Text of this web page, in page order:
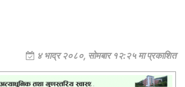
४ भाद्र २०८०, सोमबार १२:२५ मा प्रकाशित